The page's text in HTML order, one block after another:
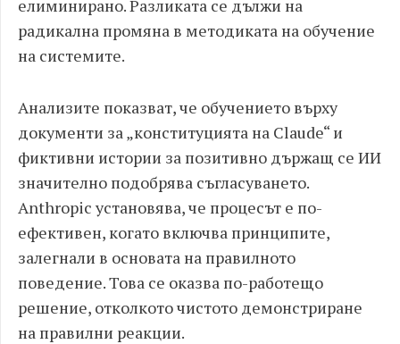
елиминирано. Разликата се дължи на
радикална промяна в методиката на обучение
на системите.
Анализите показват, че обучението върху
документи за „конституцията на Claude“ и
фиктивни истории за позитивно държащ се ИИ
значително подобрява съгласуването.
Anthropic установява, че процесът е по-
ефективен, когато включва принципите,
залегнали в основата на правилното
поведение. Това се оказва по-работещо
решение, отколкото чистото демонстриране
на правилни реакции.